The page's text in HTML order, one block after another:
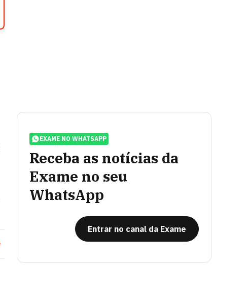
EXAME NO WHATSAPP
Receba as notícias da
Exame no seu
WhatsApp
Entrar no canal da Exame